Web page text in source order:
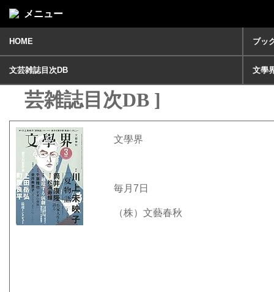
メニュー
HOME ブッ
文芸雑誌目次DB 文學
文学界 2019年 3月号 [ 文
芸雑誌目次DB ]
文學界
毎月7日
（株）文藝春秋